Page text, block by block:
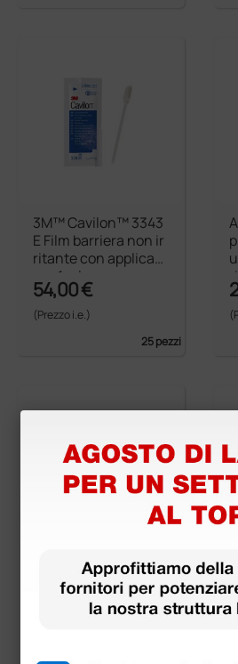
3M™ Cavilon™ 3343
E Film barriera non ir
ritante con applicato
re - 1 ml
54,00 €
(Prezzo i.e.)
25 pezzi
Prontosan Debridem
ent Pad Tampone pe
r sbrigliamento lesio